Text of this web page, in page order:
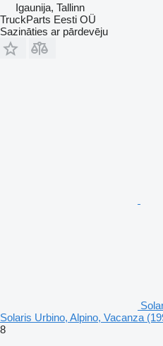
Igaunija, Tallinn
TruckParts Eesti OÜ
Sazināties ar pārdevēju
Solaris Urbino, Alpino, Vacanza
8